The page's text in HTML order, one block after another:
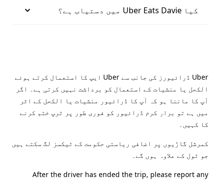
کیا Uber Eats Davie میں دستیاب ہے؟
Uber ڈرائیورز کی جانب سے Uber ایپ کا استعمال کرتے ہوئے
الکحل یا منشیات کے استعمال کو برداشت نہیں کرتی ہے۔ اگر
آپ کا ماننا ہو کہ آپ کا ڈرائیور منشیات یا الکحل کے اثر
میں ہے تو براہِ کرم ڈرائیور کو فوری طور پر ٹرپ ختم کرنے
کا کہیں۔
کمرشل گاڑیوں پر اضافی ریاستی حکومت کے ٹیکسز لگ سکتے ہیں
جو ٹول کے علاوہ ہوں گے۔
After the driver has ended the trip, please report any